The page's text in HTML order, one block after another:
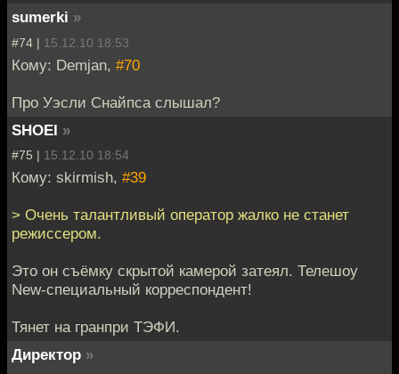
sumerki »
#74 | 15.12.10 18:53
Кому: Demjan, #70
Про Уэсли Снайпса слышал?
SHOEI »
#75 | 15.12.10 18:54
Кому: skirmish, #39
> Очень талантливый оператор жалко не станет
режиссером.
Это он съёмку скрытой камерой затеял. Телешоу
New-специальный корреспондент!
Тянет на гранпри ТЭФИ.
Директор »